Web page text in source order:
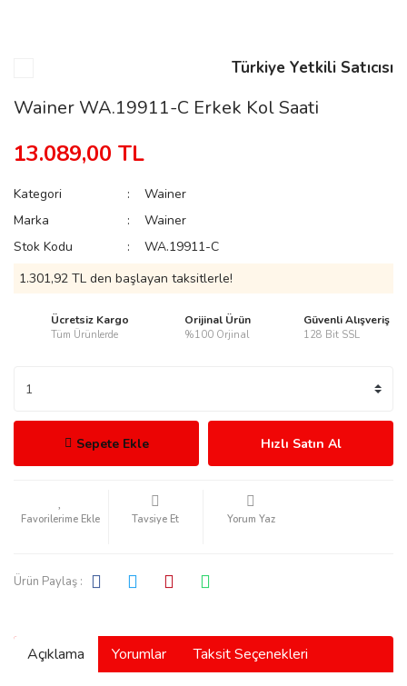
Türkiye Yetkili Satıcısı
Wainer WA.19911-C Erkek Kol Saati
13.089,00 TL
Kategori
Wainer
Marka
Wainer
Stok Kodu
WA.19911-C
1.301,92 TL den başlayan taksitlerle!
Ücretsiz Kargo
Tüm Ürünlerde
Orijinal Ürün
%100 Orjinal
Güvenli Alışveriş
128 Bit SSL
Sepete Ekle Hızlı Satın Al
Tavsiye Et Yorum Yaz
Ürün Paylaş :
Açıklama Yorumlar Taksit Seçenekleri